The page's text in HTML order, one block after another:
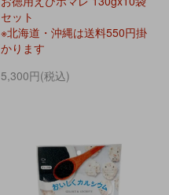
セット
※北海道・沖縄は送料550円掛
かります
5,300円(税込)